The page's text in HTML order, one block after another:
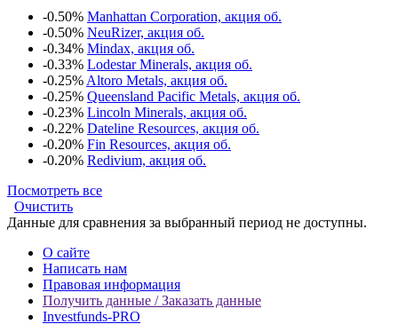
-0.50% Manhattan Corporation, акция об.
-0.50% NeuRizer, акция об.
-0.34% Mindax, акция об.
-0.33% Lodestar Minerals, акция об.
-0.25% Altoro Metals, акция об.
-0.25% Queensland Pacific Metals, акция об.
-0.23% Lincoln Minerals, акция об.
-0.22% Dateline Resources, акция об.
-0.20% Fin Resources, акция об.
-0.20% Redivium, акция об.
Посмотреть все
Очистить
Данные для сравнения за выбранный период не доступны.
О сайте
Написать нам
Правовая информация
Получить данные / Заказать данные
Investfunds-PRO